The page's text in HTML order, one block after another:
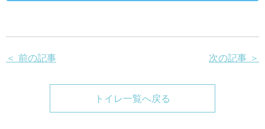
＜ 前の記事 次の記事 ＞
トイレ一覧へ戻る